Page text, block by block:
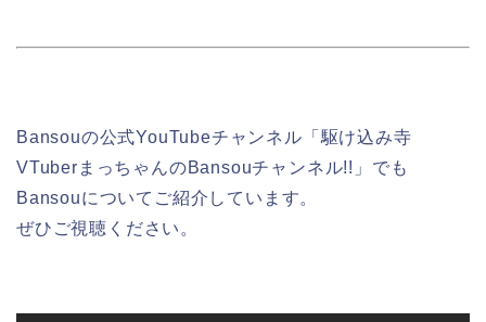
Bansouの公式YouTubeチャンネル「駆け込み寺
VTuberまっちゃんのBansouチャンネル!!」でも
Bansouについてご紹介しています。
ぜひご視聴ください。